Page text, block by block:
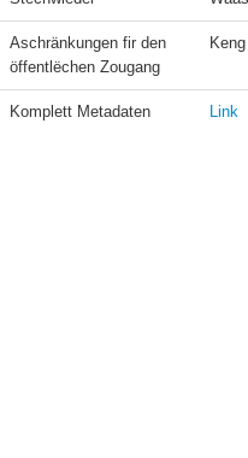
Aschränkungen fir den
öffentlëchen Zougang
Komplett Metadaten Link